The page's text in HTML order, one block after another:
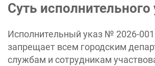
Суть исполнительного
Исполнительный указ № 2026-
запрещает всем городским
службам и сотрудникам